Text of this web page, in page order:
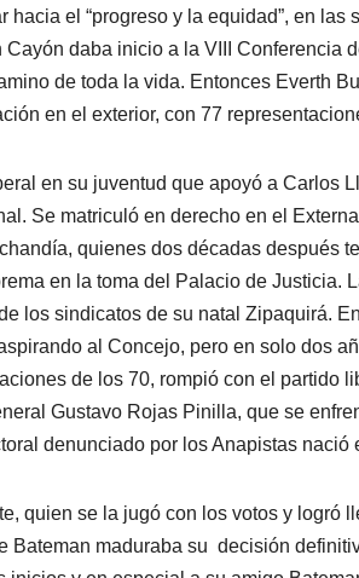
hacia el “progreso y la equidad”, en las
daba inicio a la VIII Conferencia
de toda la vida. Entonces Everth
en el exterior, con 77
en su juventud que apoyó a Carlos
Se matriculó en derecho en el
quienes dos décadas después
en la toma del Palacio de Justicia.
los sindicatos de su natal Zipaquirá.
al Concejo, pero en solo dos
de los 70, rompió con el partido
Gustavo Rojas Pinilla, que se
denunciado por los Anapistas nació
quien se la jugó con los votos y logró
Bateman maduraba su decisión